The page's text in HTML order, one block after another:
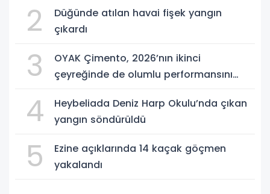
2
Düğünde atılan havai fişek yangın
çıkardı
3
OYAK Çimento, 2026’nın ikinci
çeyreğinde de olumlu performansını
4
Heybeliada Deniz Harp Okulu’nda çıkan
yangın söndürüldü
5
Ezine açıklarında 14 kaçak göçmen
yakalandı